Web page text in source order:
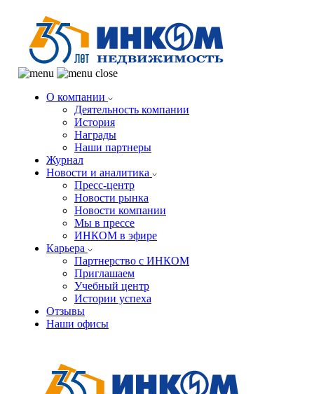
О компании
Деятельность компании
История
Награды
Наши партнеры
Журнал
Новости и аналитика
Пресс-центр
Новости рынка
Новости компании
Мы в прессе
ИНКОМ в эфире
Карьера
Партнерство с ИНКОМ
Приглашаем
Учебный центр
Истории успеха
Отзывы
Наши офисы